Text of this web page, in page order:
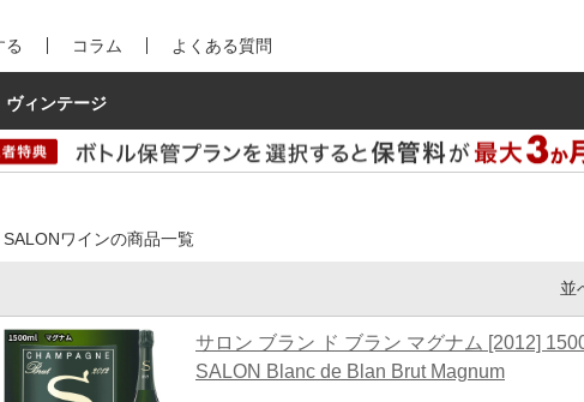
る コラム よくある質問
ヴィンテージ
SALONワインの商品一覧
並
サロン ブラン ド ブラン マグナム [2012]
SALON Blanc de Blan Brut Magnum